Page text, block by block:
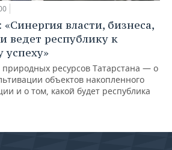
власти, бизнеса,
ведет республику к
успеху»
ресурсов Татарстана — о
объектов накопленного
и о том, какой будет республика